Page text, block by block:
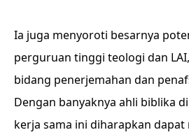
Ia juga menyoroti besarnya
perguruan tinggi teologi dan
bidang penerjemahan dan
Dengan banyaknya ahli biblika
kerja sama ini diharapkan